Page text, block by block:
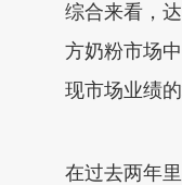
综合来看，
方奶粉市场
现市场业绩的
在过去两年